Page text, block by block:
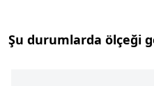
Şu durumlarda ölçeği